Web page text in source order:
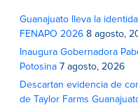
Guanajuato lleva la
FENAPO 2026 8 agosto,
Inaugura Gobernadora
Potosina 7 agosto, 2026
Descartan evidencia de
de Taylor Farms